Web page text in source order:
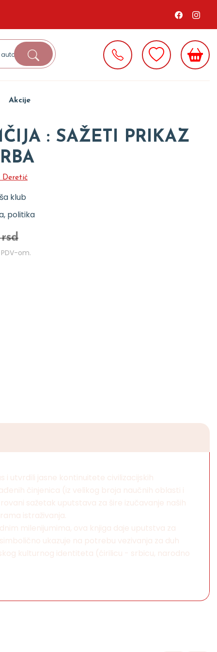
Akcije
: SAŽETI PRIKAZ
Deretić
klub
politika
rsd
om.
i utvrdili jasne kontinuitete civilizacijskih
činjenica (iz velikog broja naučnih oblasti i
sažetak uputstava za šire izučavanje naših
istraživanja.
milenijumima, ova knjiga daje uputstva za
ukazuje na potrebu vezivanja za duh
kulturnog identiteta (ćirilicu - srbicu, narodno